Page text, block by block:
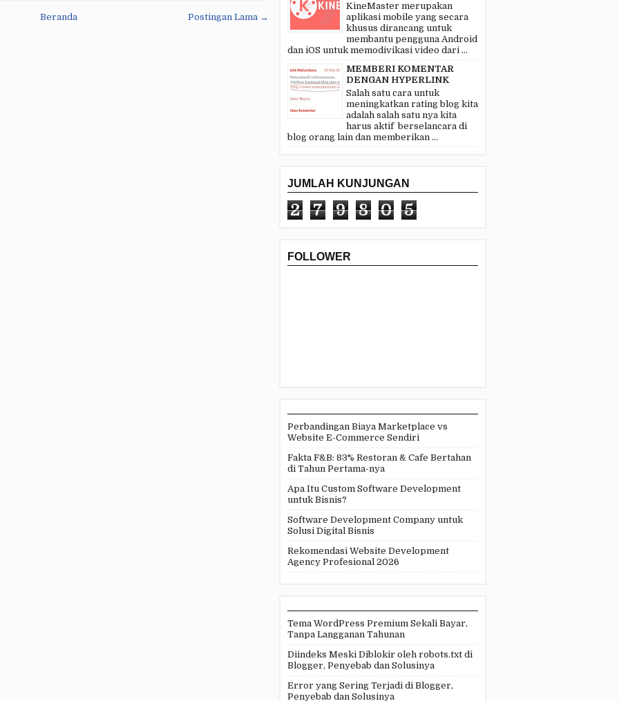
Postingan Lama →
Beranda
KineMaster merupakan
aplikasi mobile yang secara
khusus dirancang untuk
membantu pengguna Android
dan iOS untuk memodivikasi video dari ...
MEMBERI KOMENTAR
DENGAN HYPERLINK
Salah satu cara untuk
meningkatkan rating blog kita
adalah salah satu nya kita
harus aktif berselancara di
blog orang lain dan memberikan ...
JUMLAH KUNJUNGAN
2 7 9 8 0 5
FOLLOWER
Perbandingan Biaya Marketplace vs
Website E-Commerce Sendiri
Fakta F&B: 83% Restoran & Cafe Bertahan
di Tahun Pertama-nya
Apa Itu Custom Software Development
untuk Bisnis?
Software Development Company untuk
Solusi Digital Bisnis
Rekomendasi Website Development
Agency Profesional 2026
Tema WordPress Premium Sekali Bayar,
Tanpa Langganan Tahunan
Diindeks Meski Diblokir oleh robots.txt di
Blogger, Penyebab dan Solusinya
Error yang Sering Terjadi di Blogger,
Penyebab dan Solusinya